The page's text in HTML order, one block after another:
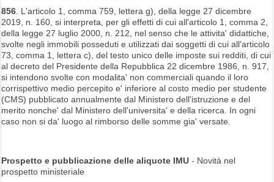
856. L'articolo 1, comma 759, lettera g), della legge 27 dicembre
2019, n. 160, si interpreta, per gli effetti di cui all'articolo 1, comma 2,
della legge 27 luglio 2000, n. 212, nel senso che le attivita' didattiche,
svolte negli immobili posseduti e utilizzati dai soggetti di cui all'articolo
73, comma 1, lettera c), del testo unico delle imposte sui redditi, di cui
al decreto del Presidente della Repubblica 22 dicembre 1986, n. 917,
si intendono svolte con modalita' non commerciali quando il loro
corrispettivo medio percepito e' inferiore al costo medio per studente
(CMS) pubblicato annualmente dal Ministero dell'istruzione e del
merito nonche' dal Ministero dell'universita' e della ricerca. In ogni
caso non si da' luogo al rimborso delle somme gia' versate.
Prospetto e pubblicazione delle aliquote IMU- Novità nel
prospetto ministeriale